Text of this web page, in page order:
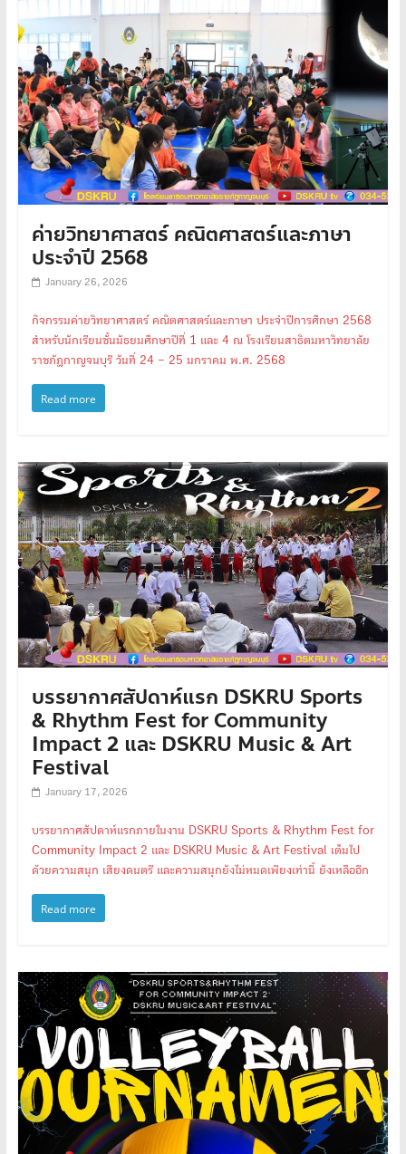
ค่ายวิทยาศาสตร์ คณิตศาสตร์และภาษา
ประจำปี 2568
January 26, 2026
กิจกรรมค่ายวิทยาศาสตร์ คณิตศาสตร์และภาษา ประจำปีการศึกษา 2568
สำหรับนักเรียนชั้นมัธยมศึกษาปีที่ 1 และ 4 ณ โรงเรียนสาธิตมหาวิทยาลัย
ราชภัฏกาญจนบุรี วันที่ 24 – 25 มกราคม พ.ศ. 2568
Read more
บรรยากาศสัปดาห์แรก DSKRU Sports
& Rhythm Fest for Community
Impact 2 และ DSKRU Music & Art
Festival
January 17, 2026
บรรยากาศสัปดาห์แรกภายในงาน DSKRU Sports & Rhythm Fest for
Community Impact 2 และ DSKRU Music & Art Festival เต็มไป
ด้วยความสนุก เสียงดนตรี และความสนุกยังไม่หมดเพียงเท่านี้ ยังเหลืออีก
Read more